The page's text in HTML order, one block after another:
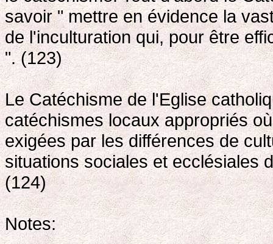
savoir " mettre en évidence la
de l'inculturation qui, pour être
". (123)
Le Catéchisme de l'Eglise
catéchismes locaux appropriés
exigées par les différences de
situations sociales et ecclésiales
(124)
Notes: